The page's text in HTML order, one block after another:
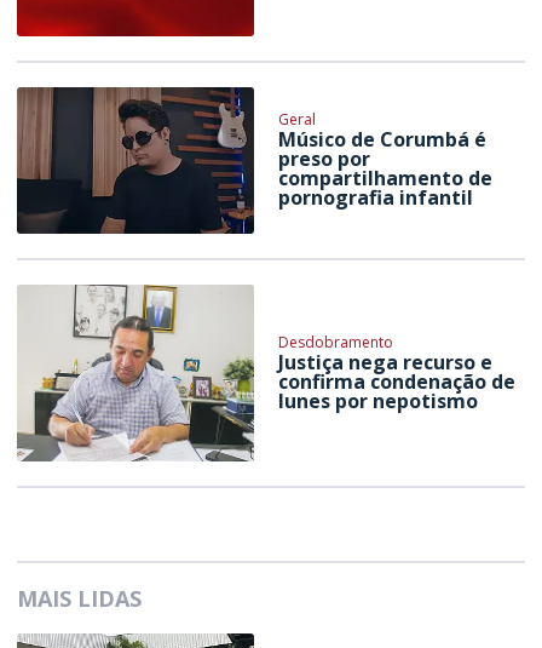
Geral
Músico de Corumbá é
preso por
compartilhamento de
pornografia infantil
Desdobramento
Justiça nega recurso e
confirma condenação de
Iunes por nepotismo
MAIS LIDAS